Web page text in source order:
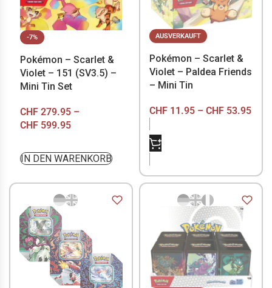
-7%
Pokémon – Scarlet &
Violet – 151 (SV3.5) –
Mini Tin Set
CHF 279.95 –
CHF 599.95
IN DEN WARENKORB
AUSVERKAUFT
Pokémon – Scarlet &
Violet – Paldea Friends
– Mini Tin
CHF11.95 – CHF53.95